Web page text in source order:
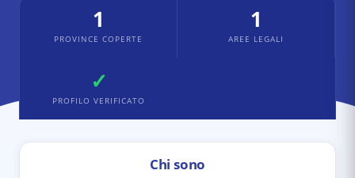
1
PROVINCE COPERTE
1
AREE LEGALI
✓
PROFILO VERIFICATO
Chi sono